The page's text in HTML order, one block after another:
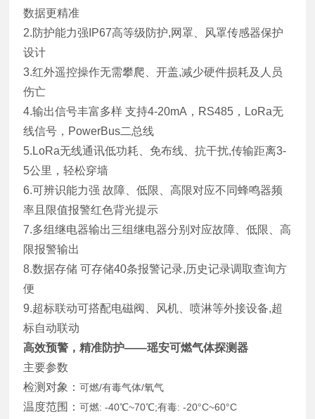
数据更精准
2.防护能力强IP67高等级防护,网罩、风罩传感器保护
设计
3.红外遥控操作无需攀爬、开盖,减少硬件损耗及人员
伤亡
4.输出信号丰富多样 支持4-20mA，RS485，LoRa无
线信号，PowerBus二总线
5.LoRa无线通讯低功耗、免布线、抗干扰,传输距离3-
5公里，轻松穿墙
6.可辨识能力强 故障、低限、高限对应不同蜂鸣器频
率且限值报警红色背光提示
7.多组继电器输出三组继电器分别对应故障、低限、高
限报警输出
8.数据存储 可存储40条报警记录,历史记录调取查询方
便
9.超标联动可搭配电磁阀、风机、喷淋等外接设备,超
标自动联动
高效预警，精准防护——瑶安可燃气体探测器
主要参数
检测对象：可燃/有毒气体/氧气
温度范围：可燃: -40℃~70℃;有毒: -20°C~60°C